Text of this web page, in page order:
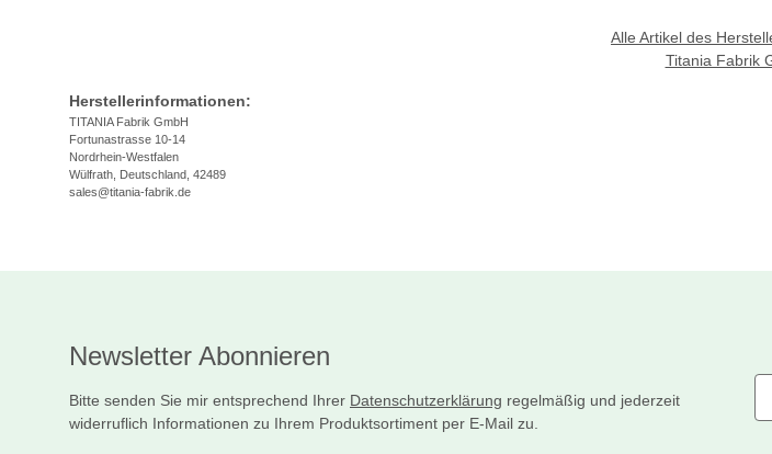
Alle Artikel des
Titania Fabrik
Herstellerinformationen:
TITANIA Fabrik GmbH
Fortunastrasse 10-14
Nordrhein-Westfalen
Wülfrath, Deutschland, 42489
sales@titania-fabrik.de
Newsletter Abonnieren
Bitte senden Sie mir entsprechend Ihrer Datenschutzerklärung regelmäßig und jederzeit
widerruflich Informationen zu Ihrem Produktsortiment per E-Mail zu.